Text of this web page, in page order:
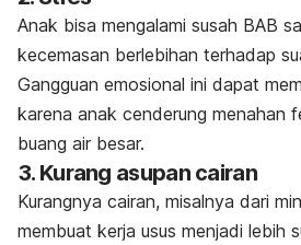
Anak bisa mengalami susah BAB
kecemasan berlebihan terhadap
Gangguan emosional ini dapat
karena anak cenderung menahan
buang air besar.
3. Kurang asupan cairan
Kurangnya cairan, misalnya dari
membuat kerja usus menjadi lebih